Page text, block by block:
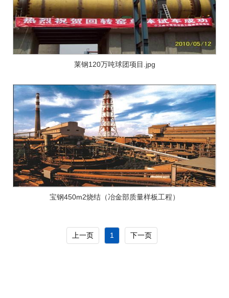
莱钢120万吨球团项目.jpg
宝钢450m2烧结（冶金部质量样板工程）
上一页 1 下一页